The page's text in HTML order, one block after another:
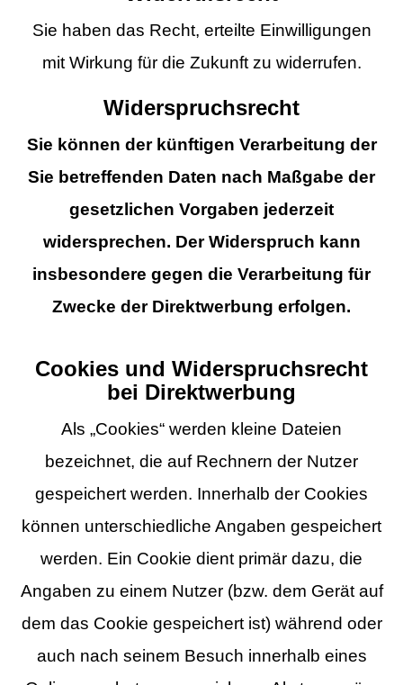
Sie haben das Recht, erteilte Einwilligungen
mit Wirkung für die Zukunft zu widerrufen.
Widerspruchsrecht
Sie können der künftigen Verarbeitung der
Sie betreffenden Daten nach Maßgabe der
gesetzlichen Vorgaben jederzeit
widersprechen. Der Widerspruch kann
insbesondere gegen die Verarbeitung für
Zwecke der Direktwerbung erfolgen.
Cookies und Widerspruchsrecht
bei Direktwerbung
Als „Cookies“ werden kleine Dateien
bezeichnet, die auf Rechnern der Nutzer
gespeichert werden. Innerhalb der Cookies
können unterschiedliche Angaben gespeichert
werden. Ein Cookie dient primär dazu, die
Angaben zu einem Nutzer (bzw. dem Gerät auf
dem das Cookie gespeichert ist) während oder
auch nach seinem Besuch innerhalb eines